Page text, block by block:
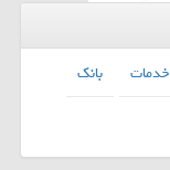
خدمات
بانك